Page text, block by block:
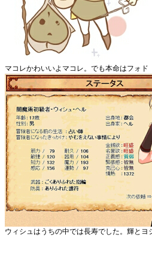
マコレかわいいよマコレ。でも本命はフォド
ウィシュはうちの中では長寿でした。輝とヨ